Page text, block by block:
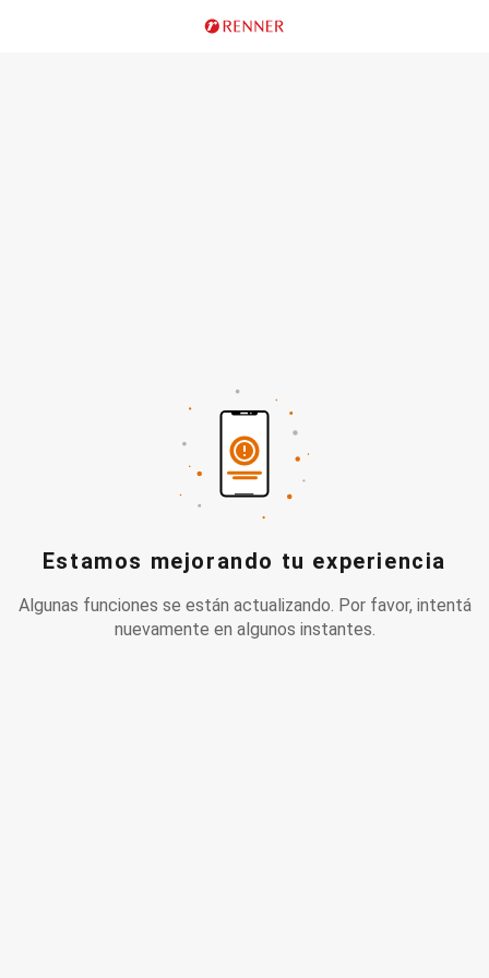
Estamos mejorando tu experiencia
Algunas funciones se están actualizando. Por favor, intentá
nuevamente en algunos instantes.